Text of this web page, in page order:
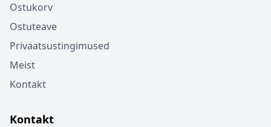
Ostukorv
Ostuteave
Privaatsustingimused
Meist
Kontakt
Kontakt